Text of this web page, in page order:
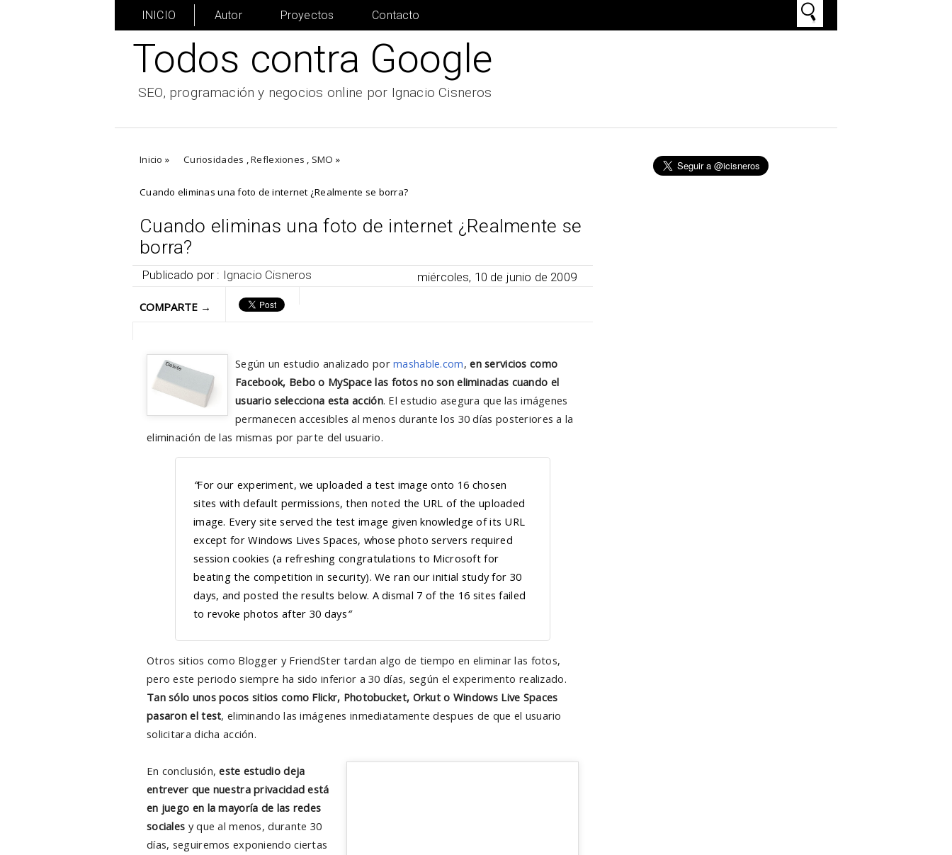
INICIO Autor Proyectos Contacto
Todos contra Google
SEO, programación y negocios online por Ignacio Cisneros
Inicio » Curiosidades ,Reflexiones , SMO »
Cuando eliminas una foto de internet ¿Realmente se borra?
Cuando eliminas una foto de internet ¿Realmente se
borra?
Publicado por : Ignacio Cisneros miércoles, 10 de junio de 2009
COMPARTE →
Según un estudio analizado pormashable.com,en servicios como
Facebook, Bebo o MySpace las fotos no son eliminadas cuando el
usuario selecciona esta acción. El estudio asegura que las imágenes
permanecen accesibles al menos durante los 30 días posteriores a la
eliminación de las mismas por parte del usuario.
“For our experiment, we uploaded a test image onto 16 chosen
sites with default permissions, then noted the URL of the uploaded
image. Every site served the test image given knowledge of its URL
except for Windows Lives Spaces, whose photo servers required
session cookies (a refreshing congratulations to Microsoft for
beating the competition in security). We ran our initial study for 30
days, and posted the results below. A dismal 7 of the 16 sites failed
to revoke photos after 30 days“
Otros sitios como Blogger y FriendSter tardan algo de tiempo en eliminar las fotos,
pero este periodo siempre ha sido inferior a 30 días, según el experimento realizado.
Tan sólo unos pocos sitios como Flickr, Photobucket, Orkut o Windows Live Spaces
pasaron el test, eliminando las imágenes inmediatamente despues de que el usuario
solicitara dicha acción.
En conclusión,este estudio deja
entrever que nuestra privacidad está
en juego en la mayoría de las redes
sociales y que al menos, durante 30
días, seguiremos exponiendo ciertas